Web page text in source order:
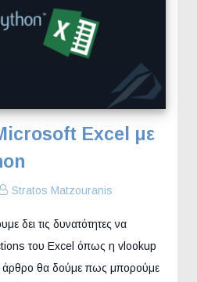
Excel με
Stratos Matzouranis
δει τις δυνατότητες να
του Excel όπως η vlookup
άρθρο θα δούμε πως μπορούμε